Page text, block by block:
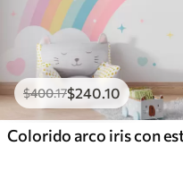
$400.17$240.10